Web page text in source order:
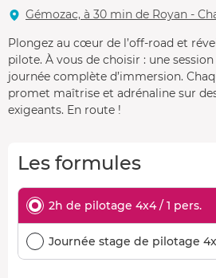
Gémozac, à 30 min de Royan -
Plongez au cœur de l’off-road et
pilote. À vous de choisir : une
journée complète d’immersion.
promet maîtrise et adrénaline sur
exigeants. En route !
Les formules
2h de pilotage 4x4 / 1 pers.
Journée stage de pilotage